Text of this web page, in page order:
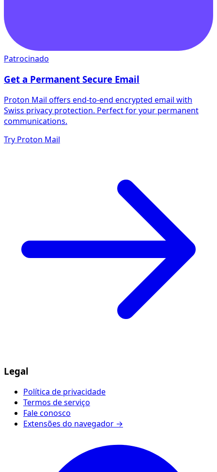
Patrocinado
Get a Permanent Secure Email
Proton Mail offers end-to-end encrypted email with
Swiss privacy protection. Perfect for your permanent
communications.
Try Proton Mail
Legal
Política de privacidade
Termos de serviço
Fale conosco
Extensões do navegador →